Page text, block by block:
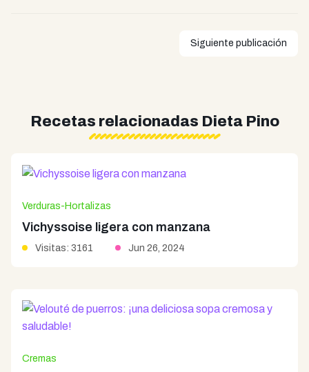
Siguiente publicación
Recetas relacionadas Dieta Pino
Verduras-Hortalizas
Vichyssoise ligera con manzana
Visitas: 3161 Jun 26, 2024
Cremas